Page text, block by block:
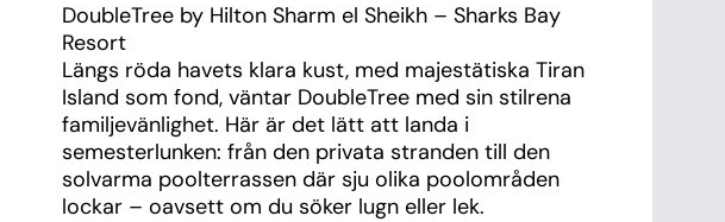
DoubleTree by Hilton Sharm el Sheikh – Sharks Bay
Resort
Längs röda havets klara kust, med majestätiska Tiran
Island som fond, väntar DoubleTree med sin stilrena
familjevänlighet. Här är det lätt att landa i
semesterlunken: från den privata stranden till den
solvarma poolterrassen där sju olika poolområden
lockar – oavsett om du söker lugn eller lek.